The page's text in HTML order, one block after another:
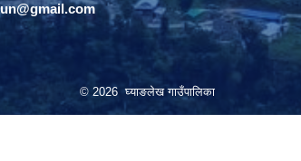
© 2026 घ्याङलेख गाउँपालिका